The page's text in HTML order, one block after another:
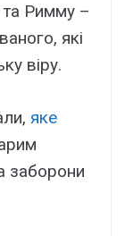
та Римму –
які
віру.
яке
заборони